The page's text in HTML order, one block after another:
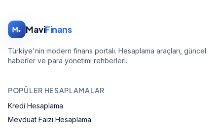
MaviFinans
Türkiye'nin modern finans portalı. Hesaplama araçları, güncel
haberler ve para yönetimi rehberleri.
POPÜLER HESAPLAMALAR
Kredi Hesaplama
Mevduat Faizi Hesaplama